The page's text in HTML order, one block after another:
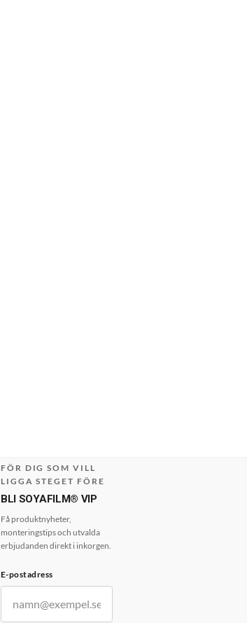
FÖR DIG SOM VILL
LIGGA STEGET FÖRE
BLI SOYAFILM® VIP
Få produktnyheter,
monteringstips och utvalda
erbjudanden direkt i inkorgen.
E-postadress